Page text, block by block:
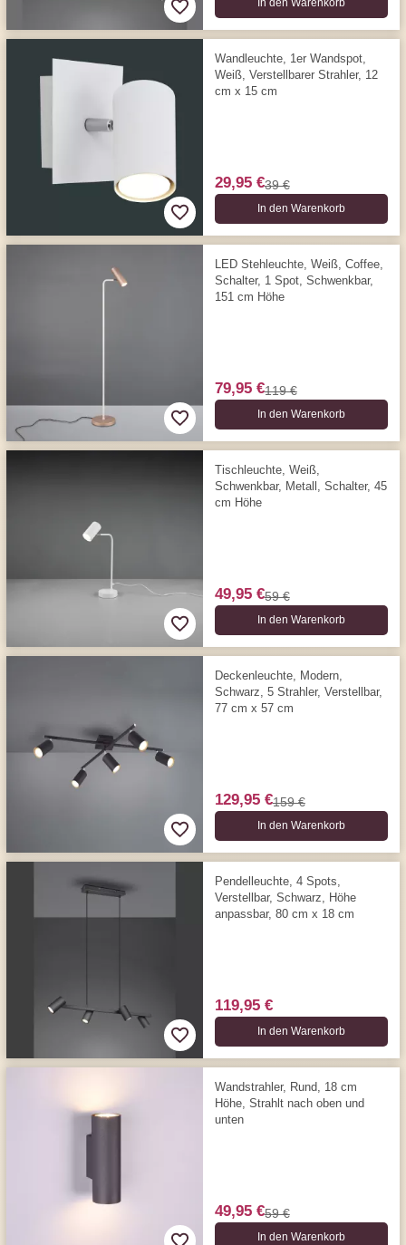
In den Warenkorb
Wandleuchte, 1er Wandspot,
Weiß, Verstellbarer Strahler, 12
cm x 15 cm
29,95 €39 €
In den Warenkorb
LED Stehleuchte, Weiß, Coffee,
Schalter, 1 Spot, Schwenkbar,
151 cm Höhe
79,95 €119 €
In den Warenkorb
Tischleuchte, Weiß,
Schwenkbar, Metall, Schalter, 45
cm Höhe
49,95 €59 €
In den Warenkorb
Deckenleuchte, Modern,
Schwarz, 5 Strahler, Verstellbar,
77 cm x 57 cm
129,95 €159 €
In den Warenkorb
Pendelleuchte, 4 Spots,
Verstellbar, Schwarz, Höhe
anpassbar, 80 cm x 18 cm
119,95 €
In den Warenkorb
Wandstrahler, Rund, 18 cm
Höhe, Strahlt nach oben und
unten
49,95 €59 €
In den Warenkorb